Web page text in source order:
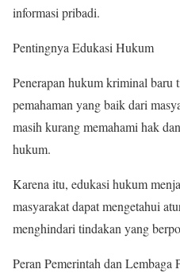
informasi pribadi.
Pentingnya Edukasi Hukum
Penerapan hukum kriminal baru
pemahaman yang baik dari
masih kurang memahami hak
hukum.
Karena itu, edukasi hukum
masyarakat dapat mengetahui
menghindari tindakan yang
Peran Pemerintah dan Lembaga